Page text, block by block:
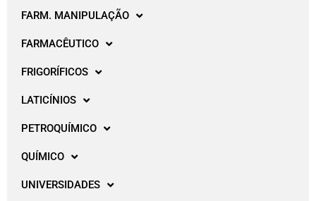
FARM. MANIPULAÇÃO
FARMACÊUTICO
FRIGORÍFICOS
LATICÍNIOS
PETROQUÍMICO
QUÍMICO
UNIVERSIDADES